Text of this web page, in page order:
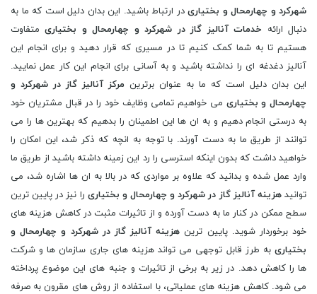
شهرکرد و چهارمحال و بختیاری در ارتباط باشید. این بدان دلیل است که ما به
دنبال ارائه خدمات آنالیز گاز در شهرکرد و چهارمحال و بختیاریمتفاوت
هستیم تا به شما کمک کنیم تا در مسیری که قرار دهید و برای انجام این
آنالیز دغدغه ای را نداشته باشید و به آسانی برای انجام این کار عمل نمایید.
این بدان دلیل است که ما به عنوان برترین مرکز آنالیز گاز در شهرکرد و
چهارمحال و بختیاری می خواهیم تمامی وظایف خود را در قبال مشتریان خود
به درستی انجام دهیم و به ان ها این اطمینان را بدهیم که بهترین ها را می
توانند از طریق ما به دست آورند. با توجه به انچه که ذکر شد، این امکان را
خواهید داشت که بدون اینکه استرسی را رد این زمینه داشته باشید از طریق ما
وارد عمل شده و بدانید که علاوه بر مواردی که در بالا به ان ها اشاره شد، می
توانیدهزینه آنالیز گاز در شهرکرد و چهارمحال و بختیاری را نیز در پایین ترین
سطح ممکن در کنار ما به دست آورده و از تاثیرات مثبت در کاهش هزینه های
خود برخوردار شوید. پایین ترین هزینه آنالیز گاز در شهرکرد و چهارمحال و
بختیاری به طرز قابل توجهی می تواند هزینه های جاری سازمان ها و شرکت
ها را کاهش دهد. در زیر به برخی از تاثیرات و جنبه های این موضوع پرداخته
می شود. کاهش هزینه های عملیاتی، با استفاده از روش های مقرون به صرفه